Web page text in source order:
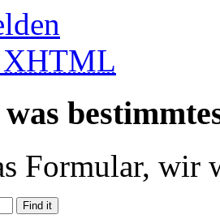
XHTML
Formular, wir